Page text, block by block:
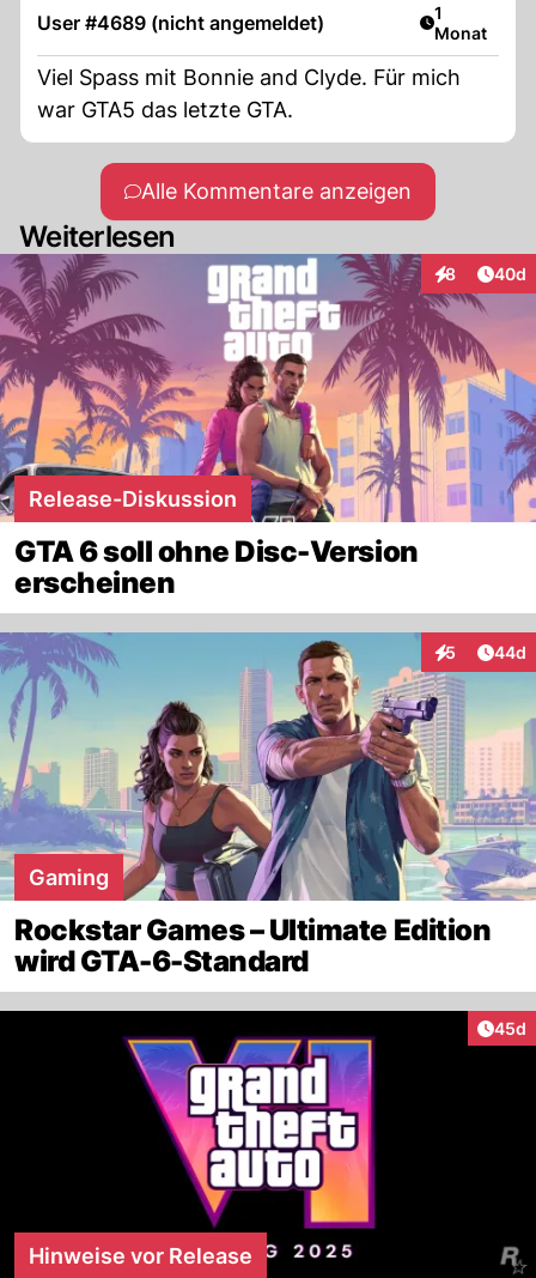
User #4689 (nicht angemeldet) Artikel
1
Monat
Viel Spass mit Bonnie and Clyde. Für mich
war GTA5 das letzte GTA.
Alle Kommentare anzeigen
Weiterlesen
8
Interaktionen
40d
Release-Diskussion
GTA 6 soll ohne Disc-Version
erscheinen
5
Interaktionen
44d
Gaming
Rockstar Games – Ultimate Edition
wird GTA-6-Standard
45d
Hinweise vor Release